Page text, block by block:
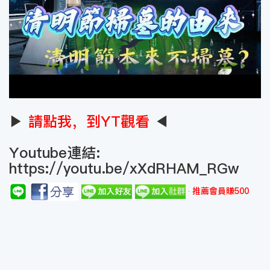
▶ 請點我，到YT觀看 ◀
Youtube連結:
https://youtu.be/xXdRHAM_RGw
推薦會員賺500